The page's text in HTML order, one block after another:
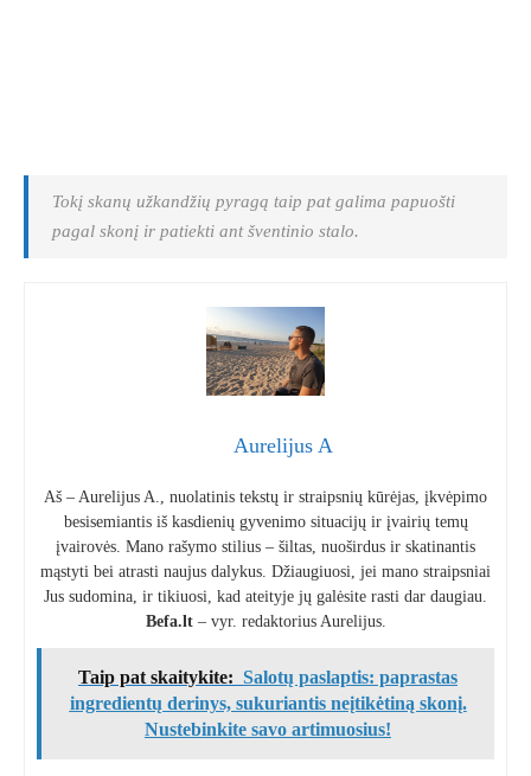
Tokį skanų užkandžių pyragą taip pat galima papuošti
pagal skonį ir patiekti ant šventinio stalo.
Aurelijus A
Aš – Aurelijus A., nuolatinis tekstų ir straipsnių kūrėjas, įkvėpimo
besisemiantis iš kasdienių gyvenimo situacijų ir įvairių temų
įvairovės. Mano rašymo stilius – šiltas, nuoširdus ir skatinantis
mąstyti bei atrasti naujus dalykus. Džiaugiuosi, jei mano straipsniai
Jus sudomina, ir tikiuosi, kad ateityje jų galėsite rasti dar daugiau.
Befa.lt– vyr. redaktorius Aurelijus.
Taip pat skaitykite: Salotų paslaptis: paprastas
ingredientų derinys, sukuriantis neįtikėtiną skonį.
Nustebinkite savo artimuosius!